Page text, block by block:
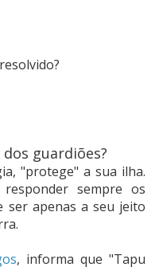
guardiões?
"protege" a sua ilha.
sempre os
ser apenas a seu jeito
, informa que "Tapu